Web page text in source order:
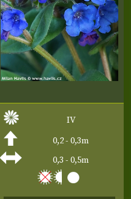
IV
0,2 - 0,3m
0,3 - 0,5m